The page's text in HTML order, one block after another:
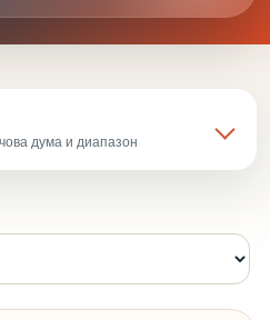
дума и диапазон